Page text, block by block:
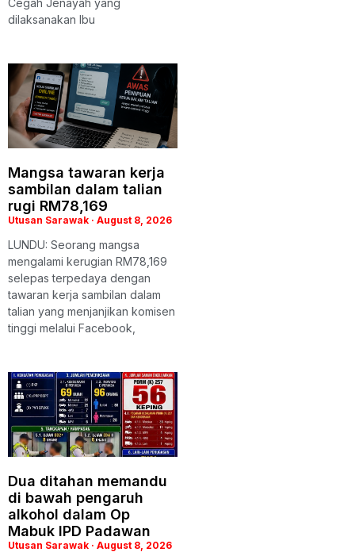
dilaksanakan Ibu
Mangsa tawaran kerja
sambilan dalam talian
rugi RM78,169
Utusan Sarawak August 8, 2026
LUNDU: Seorang mangsa
mengalami kerugian RM78,169
selepas terpedaya dengan
tawaran kerja sambilan dalam
talian yang menjanjikan komisen
tinggi melalui Facebook,
Dua ditahan memandu
di bawah pengaruh
alkohol dalam Op
Mabuk IPD Padawan
Utusan Sarawak August 8, 2026